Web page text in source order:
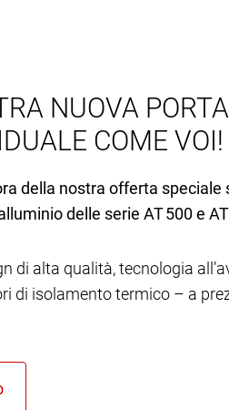
NUOVA
COME VOI!
della nostra offerta speciale
delle serie AT 500 e
di alta qualità, tecnologia
di isolamento termico – a